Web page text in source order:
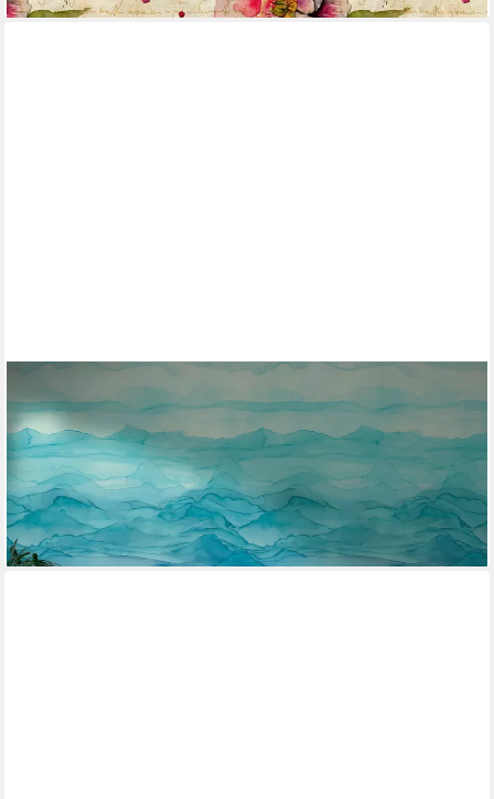
Fototapete The Wall 4 Structures – Fließende Wellenlandschaft
Vlies-Fototapete, leicht strukturiert, Kunst, Farbverlauf, matt, (1
St), Fließende Wellenlandschaft mit fließender Tiefenwirkung
53,99 €
lieferbar - in 4-5 Werktagen bei dir